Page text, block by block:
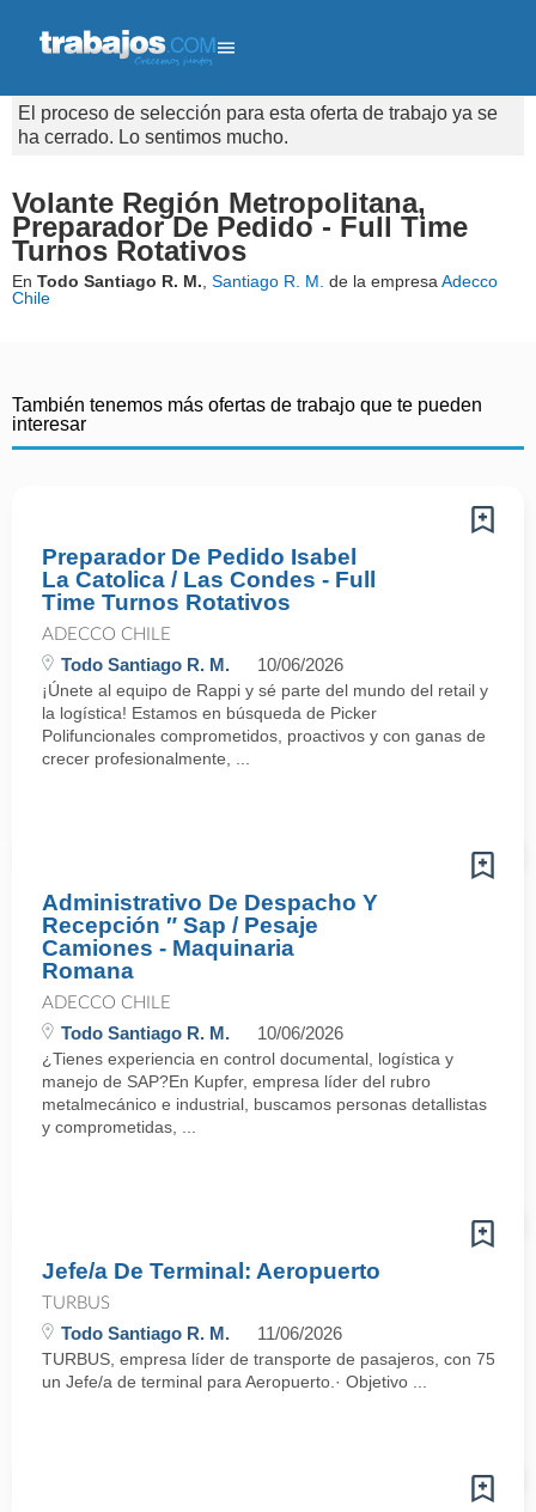
El proceso de selección para esta oferta de trabajo ya se
ha cerrado. Lo sentimos mucho.
Volante Región Metropolitana,
Preparador De Pedido - Full Time
Turnos Rotativos
En Todo Santiago R. M. Santiago R. M. de la empresa Adecco
Chile
También tenemos más ofertas de trabajo que te pueden
interesar
Preparador De Pedido Isabel
La Catolica / Las Condes - Full
Time Turnos Rotativos
ADECCO CHILE
Todo Santiago R. M. 10/06/2026
¡Únete al equipo de Rappi y sé parte del mundo del retail y
la logística! Estamos en búsqueda de Picker
Polifuncionales comprometidos, proactivos y con ganas de
crecer profesionalmente, ...
Administrativo De Despacho Y
Recepción ″ Sap / Pesaje
Camiones - Maquinaria
Romana
ADECCO CHILE
Todo Santiago R. M. 10/06/2026
¿Tienes experiencia en control documental, logística y
manejo de SAP?En Kupfer, empresa líder del rubro
metalmecánico e industrial, buscamos personas detallistas
y comprometidas, ...
Jefe/a De Terminal: Aeropuerto
TURBUS
Todo Santiago R. M. 11/06/2026
TURBUS, empresa líder de transporte de pasajeros, con 75
un Jefe/a de terminal para Aeropuerto.· Objetivo ...